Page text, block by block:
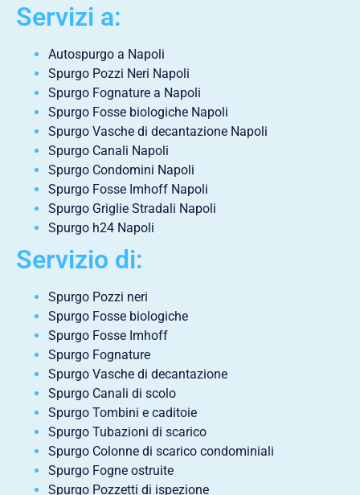
Servizi a:
Autospurgo a Napoli
Spurgo Pozzi Neri Napoli
Spurgo Fognature a Napoli
Spurgo Fosse biologiche Napoli
Spurgo Vasche di decantazione Napoli
Spurgo Canali Napoli
Spurgo Condomini Napoli
Spurgo Fosse Imhoff Napoli
Spurgo Griglie Stradali Napoli
Spurgo h24 Napoli
Servizio di:
Spurgo Pozzi neri
Spurgo Fosse biologiche
Spurgo Fosse Imhoff
Spurgo Fognature
Spurgo Vasche di decantazione
Spurgo Canali di scolo
Spurgo Tombini e caditoie
Spurgo Tubazioni di scarico
Spurgo Colonne di scarico condominiali
Spurgo Fogne ostruite
Spurgo Pozzetti di ispezione